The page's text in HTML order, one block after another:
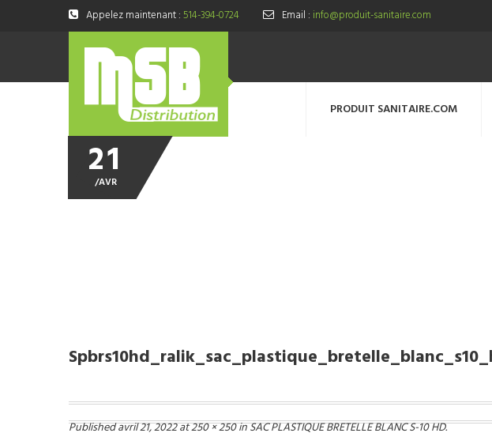
Appelez maintenant :514-394-0724 Email : info@produit-sanitaire.com
PRODUIT SANITAIRE.COM
21
/AVR
Publishedavril 21, 2022at250 × 250inSAC PLASTIQUE BRETELLE BLANC S-10 HD.